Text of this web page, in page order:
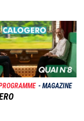
MAGAZINE